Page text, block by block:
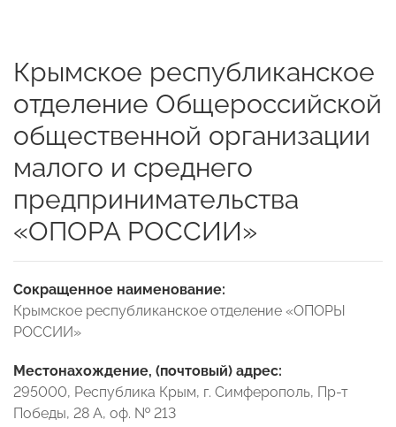
Крымское республиканское
отделение Общероссийской
общественной организации
малого и среднего
предпринимательства
«ОПОРА РОССИИ»
Сокращенное наименование:
Крымское республиканское отделение «ОПОРЫ
РОССИИ»
Местонахождение, (почтовый) адрес:
295000, Республика Крым, г. Симферополь, Пр-т
Победы, 28 А, оф. № 213